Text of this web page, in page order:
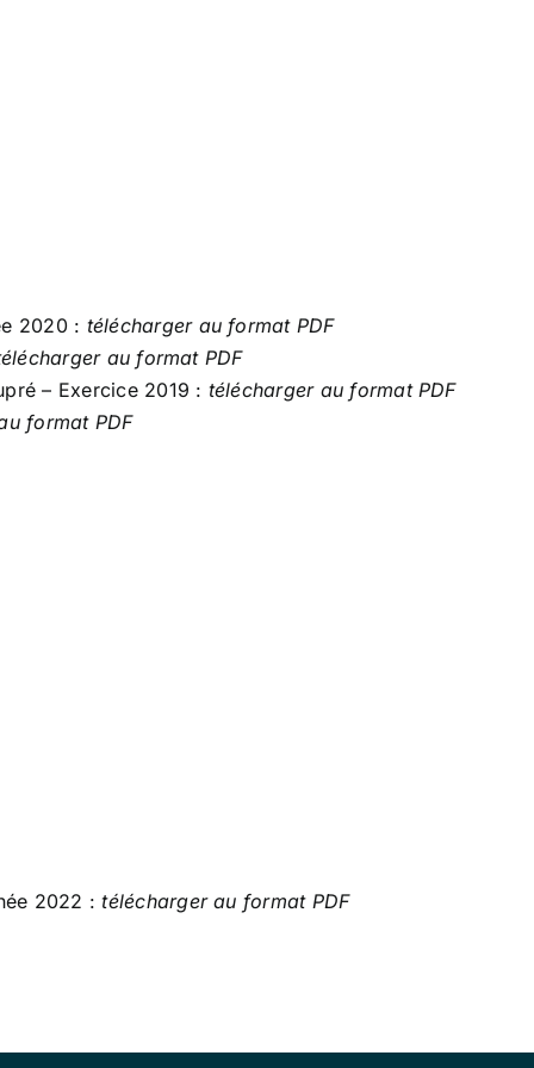
2020 : télécharger au format PDF
au format PDF
– Exercice 2019 : télécharger au format PDF
format PDF
2022 :télécharger au format PDF